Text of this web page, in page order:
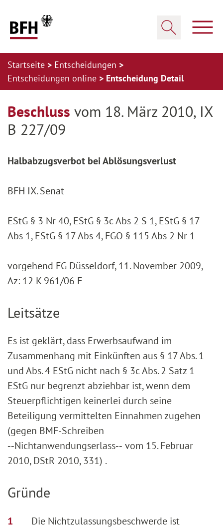
Startseite
Entscheidungen
Entscheidungen online
Entscheidung Detail
Beschluss vom 18. März 2010, IX
B 227/09
Halbabzugsverbot bei Ablösungsverlust
BFH IX. Senat
EStG § 3 Nr 40, EStG § 3c Abs 2 S 1, EStG § 17
Abs 1, EStG § 17 Abs 4, FGO § 115 Abs 2 Nr 1
vorgehend FG Düsseldorf, 11. November 2009,
Az: 12 K 961/06 F
Leitsätze
Es ist geklärt, dass Erwerbsaufwand im
Zusammenhang mit Einkünften aus § 17 Abs. 1
und Abs. 4 EStG nicht nach § 3c Abs. 2 Satz 1
EStG nur begrenzt abziehbar ist, wenn dem
Steuerpflichtigen keinerlei durch seine
Beteiligung vermittelten Einnahmen zugehen
(gegen BMF-Schreiben
‑‑Nichtanwendungserlass‑‑ vom 15. Februar
2010, DStR 2010, 331) .
Gründe
Die Nichtzulassungsbeschwerde ist